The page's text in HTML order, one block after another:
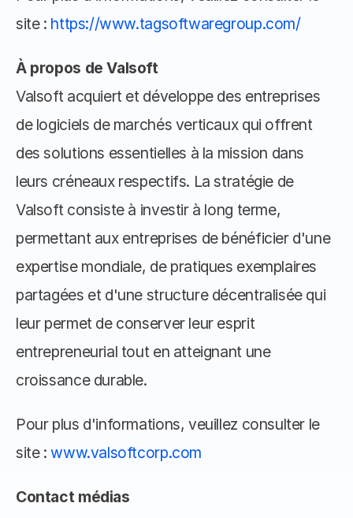
site : https://www.tagsoftwaregroup.com/
À propos de Valsoft
Valsoft acquiert et développe des entreprises
de logiciels de marchés verticaux qui offrent
des solutions essentielles à la mission dans
leurs créneaux respectifs. La stratégie de
Valsoft consiste à investir à long terme,
permettant aux entreprises de bénéficier d'une
expertise mondiale, de pratiques exemplaires
partagées et d'une structure décentralisée qui
leur permet de conserver leur esprit
entrepreneurial tout en atteignant une
croissance durable.
Pour plus d'informations, veuillez consulter le
site : www.valsoftcorp.com
Contact médias